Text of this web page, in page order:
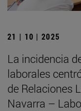
21 | 10 | 2025
La incidencia
laborales
de Relaciones
Navarra –